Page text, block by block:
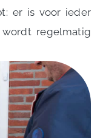
er is voor ieder
regelmatig